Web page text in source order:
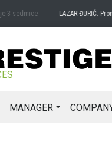
LAZAR ĐURIĆ:
MANAGER